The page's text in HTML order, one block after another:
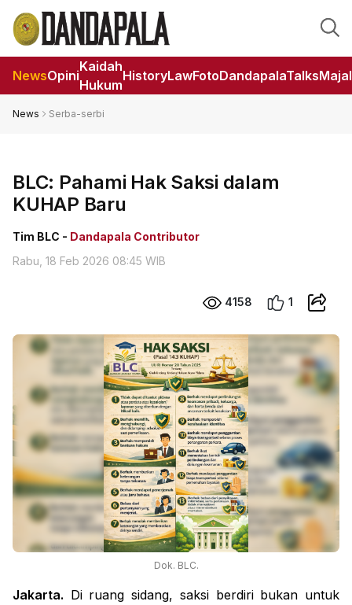
NewsOpini
Kaidah
Hukum
HistoryLawFotoDandapalaTalks
News Serba-serbi
BLC: Pahami Hak Saksi dalam
KUHAP Baru
Tim BLC - Dandapala Contributor
Rabu, 18 Feb 2026 08:45 WIB
4158 1
Dok. BLC.
Jakarta. Di ruang sidang, saksi berdiri bukan untuk